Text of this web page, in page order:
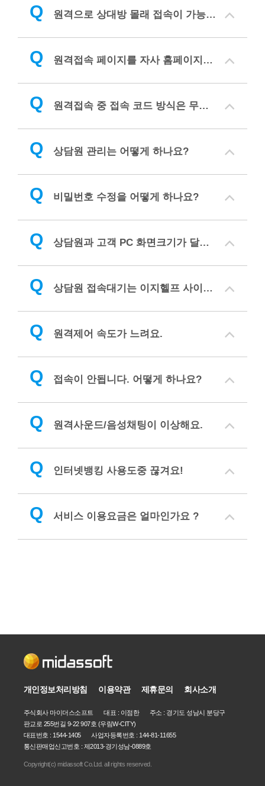
Q 원격으로 상대방 몰래 접속이 가능한가요?
Q 원격접속 페이지를 자사 홈페이지와 연동해서 사용할 수 있나요?
Q 원격접속 중 접속 코드 방식은 무엇인가요?
Q 상담원 관리는 어떻게 하나요?
Q 비밀번호 수정을 어떻게 하나요?
Q 상담원과 고객 PC 화면크기가 달라 원격지원 할 때 스크롤이 생겨 불편해요. 어떻게 하나요?
Q 상담원 접속대기는 이지헬프 사이트에서만 가능한가요 ?
Q 원격제어 속도가 느려요.
Q 접속이 안됩니다. 어떻게 하나요?
Q 원격사운드/음성채팅이 이상해요.
Q 인터넷뱅킹 사용도중 끊겨요!
Q 서비스 이용요금은 얼마인가요 ?
개인정보처리방침 이용약관 제휴문의 회사소개
주식회사 마이더스소프트 대표 : 이점한 주소 : 경기도 성남시 분당구
판교로 255번길 9-22 907호 (우림W-CITY)
대표번호 : 1544-1405 사업자등록번호 : 144-81-11655
통신판매업신고번호 : 제2013-경기성남-0889호
Copyright(c) midassoft Co.Ltd. all rights reserved.